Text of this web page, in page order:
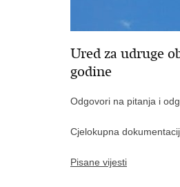
Ured za udruge
godine
Odgovori na pitanja i
Cjelokupna
Pisane vijesti